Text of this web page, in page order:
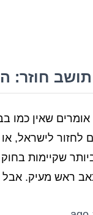
תושב
שאין כמו
לישראל,
שקיימות
ראש מעיק. אבל